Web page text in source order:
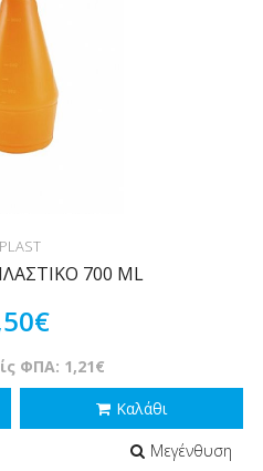
700 ML
ΦΠΑ: 1,21€
Καλάθι
Μεγένθυση